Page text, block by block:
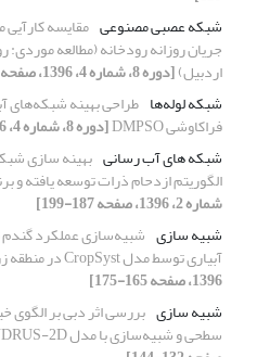
شبکه عصبی مصنوعی مقایسه
جریان روزانه رودخانه (مطالعه موردی:
اردبیل)[دوره 8، شماره 4، 1396، صفحه 64-78]
شبکه لوله‌ها طراحی بهینه شبکه‌های
فراکاوشی DMPSO
[دوره 8، شماره 4، 1396، صفحه 172-183]
شبکه های آب رسانی بهینه سازی
الگوریتم ازدحام ذرات توسعه یافته و
شماره 2، 1396، صفحه 187-199]
شبیه سازی شبیه‌سازی عملکرد
آبیاری توسط مدل CropSyst در منطقه زرقان فارس
1396، صفحه 165-175]
شبیه سازی بررسی اثر دبی بر
سطحی و شبیه‌سازی با مدل HYDRUS-2D